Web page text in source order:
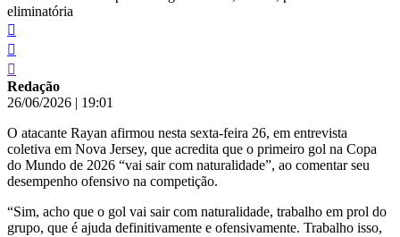
eliminatória
Redação
26/06/2026 | 19:01
O atacante Rayan afirmou nesta sexta-feira 26, em entrevista
coletiva em Nova Jersey, que acredita que o primeiro gol na Copa
do Mundo de 2026 “vai sair com naturalidade”, ao comentar seu
desempenho ofensivo na competição.
“Sim, acho que o gol vai sair com naturalidade, trabalho em prol do
grupo, que é ajuda definitivamente e ofensivamente. Trabalho isso,